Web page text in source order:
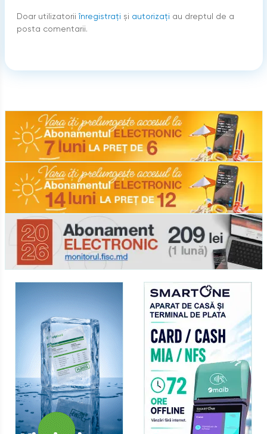
Doar utilizatorii înregistraţi şi autorizați au dreptul de a
posta comentarii.